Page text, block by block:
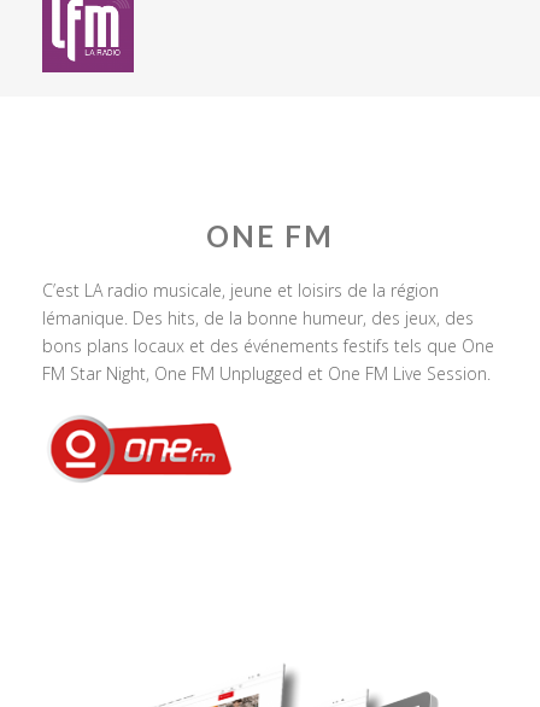
ONE FM
C’est LA radio musicale, jeune et loisirs de la région
lémanique. Des hits, de la bonne humeur, des jeux, des
bons plans locaux et des événements festifs tels que One
FM Star Night, One FM Unplugged et One FM Live Session.